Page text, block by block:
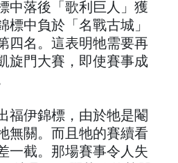
中落後「歌利巨人」獲
標中負於「名戰古城」
四名。這表明牠需要再
旋門大賽，即使賽事成
福伊錦標，由於牠是閹
無關。而且牠的賽續看
一截。那場賽事令人失